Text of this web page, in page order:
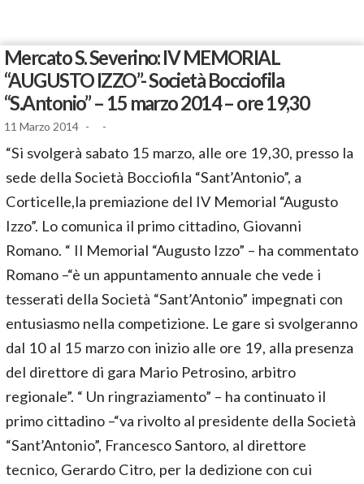
Mercato S. Severino: IV MEMORIAL
“AUGUSTO IZZO”- Società Bocciofila
“S.Antonio” – 15 marzo 2014 – ore 19,30
11 Marzo 2014 - -
“Si svolgerà sabato 15 marzo, alle ore 19,30, presso la
sede della Società Bocciofila “Sant’Antonio”, a
Corticelle,la premiazione del IV Memorial “Augusto
Izzo”. Lo comunica il primo cittadino, Giovanni
Romano. “ Il Memorial “Augusto Izzo” – ha commentato
Romano –“è un appuntamento annuale che vede i
tesserati della Società “Sant’Antonio” impegnati con
entusiasmo nella competizione. Le gare si svolgeranno
dal 10 al 15 marzo con inizio alle ore 19, alla presenza
del direttore di gara Mario Petrosino, arbitro
regionale”. “ Un ringraziamento” – ha continuato il
primo cittadino –“va rivolto al presidente della Società
“Sant’Antonio”, Francesco Santoro, al direttore
tecnico, Gerardo Citro, per la dedizione con cui